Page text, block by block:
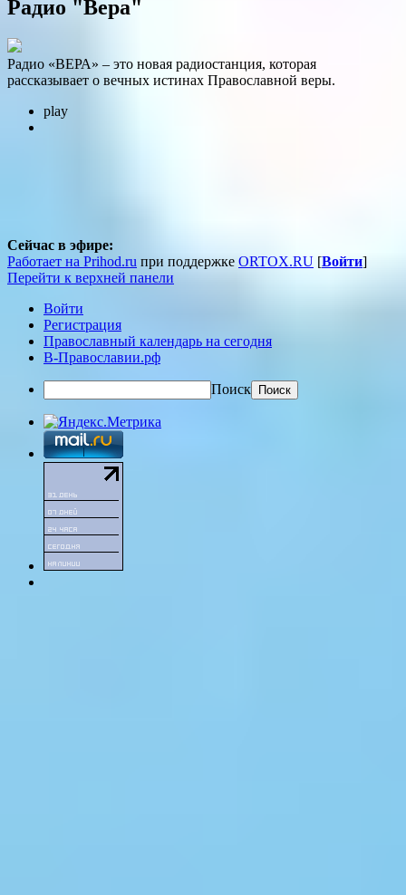
Радио "Вера"
Радио «ВЕРА» – это новая радиостанция, которая
рассказывает о вечных истинах Православной веры.
play
Сейчас в эфире:
Работает на Prihod.ru при поддержке ORTOX.RU [Войти]
Перейти к верхней панели
Войти
Регистрация
Православный календарь на сегодня
В-Православии.рф
Поиск